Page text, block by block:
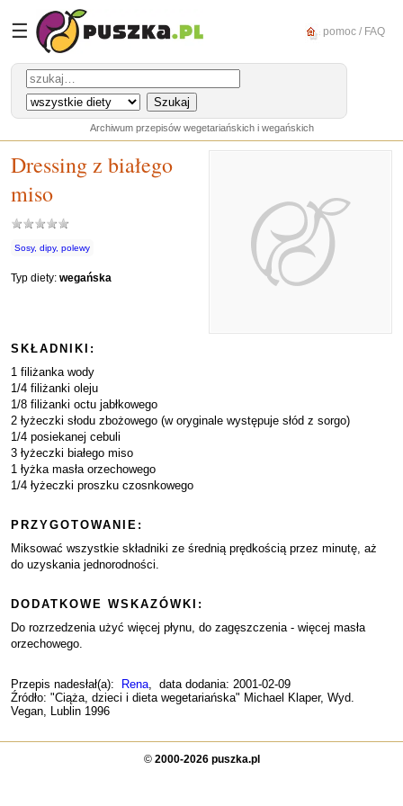
☰ pomoc / FAQ
Archiwum przepisów wegetariańskich i wegańskich
Dressing z białego
miso
Sosy, dipy, polewy
Typ diety: wegańska
SKŁADNIKI:
1 filiżanka wody
1/4 filiżanki oleju
1/8 filiżanki octu jabłkowego
2 łyżeczki słodu zbożowego (w oryginale występuje słód z sorgo)
1/4 posiekanej cebuli
3 łyżeczki białego miso
1 łyżka masła orzechowego
1/4 łyżeczki proszku czosnkowego
PRZYGOTOWANIE:
Miksować wszystkie składniki ze średnią prędkością przez minutę, aż
do uzyskania jednorodności.
DODATKOWE WSKAZÓWKI:
Do rozrzedzenia użyć więcej płynu, do zagęszczenia - więcej masła
orzechowego.
Przepis nadesłał(a): Rena, data dodania: 2001-02-09
Źródło: "Ciąża, dzieci i dieta wegetariańska" Michael Klaper, Wyd.
Vegan, Lublin 1996
© 2000-2026 puszka.pl